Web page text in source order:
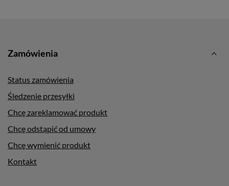
Zamówienia
Status zamówienia
Śledzenie przesyłki
Chcę zareklamować produkt
Chcę odstąpić od umowy
Chcę wymienić produkt
Kontakt